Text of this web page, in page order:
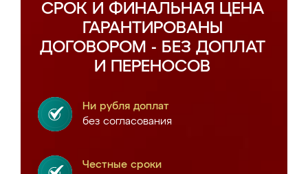
СРОК И ФИНАЛЬНАЯ ЦЕНА
ГАРАНТИРОВАНЫ
ДОГОВОРОМ - БЕЗ ДОПЛАТ
И ПЕРЕНОСОВ
Ни рубля доплат
без согласования
Честные сроки